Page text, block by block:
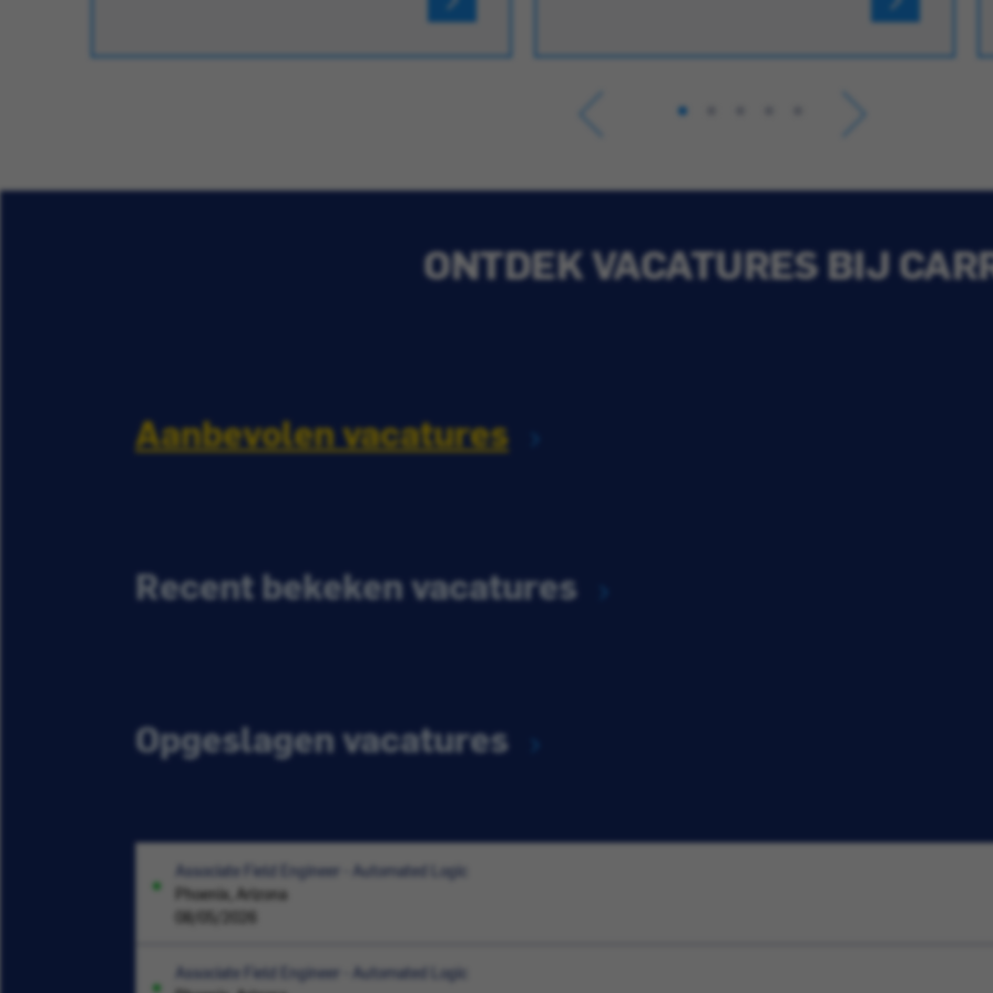
ONTDEK VACATURES BIJ
Aanbevolen vacatures
Recent bekeken vacatures
Opgeslagen vacatures
Associate Field Engineer - Automated Logic
Phoenix, Arizona
08/05/2026
Associate Field Engineer - Automated Logic